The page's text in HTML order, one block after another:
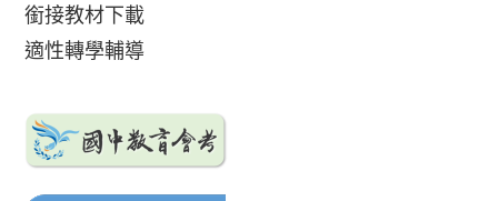
銜接教材下載
適性轉學輔導